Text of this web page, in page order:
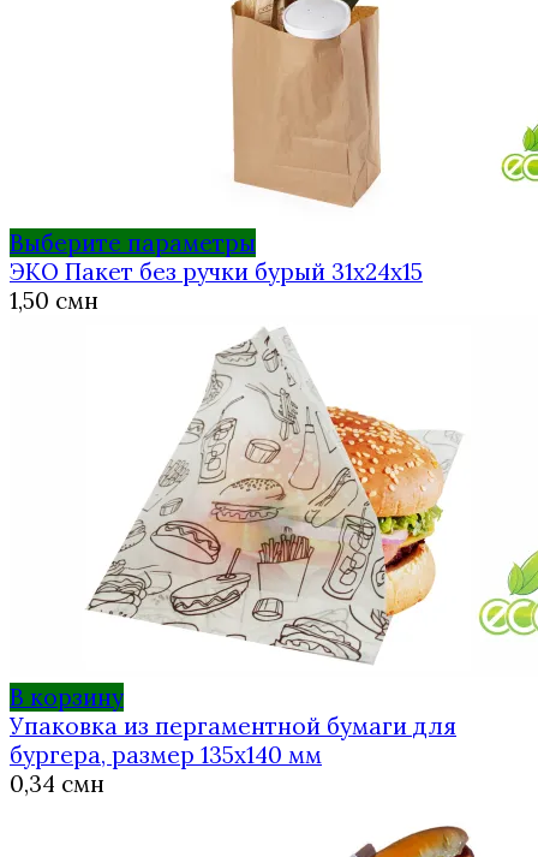
Выберите параметры
товар
несколько
вариаций.
Опции
можно
выбрать
на
странице
товара.
ЭКО Пакет без ручки бурый 31х24х15
1,50 смн
В корзину
Упаковка из пергаментной бумаги для
бургера, размер 135х140 мм
0,34 смн